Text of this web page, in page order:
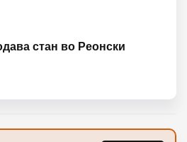
стан во Реонски